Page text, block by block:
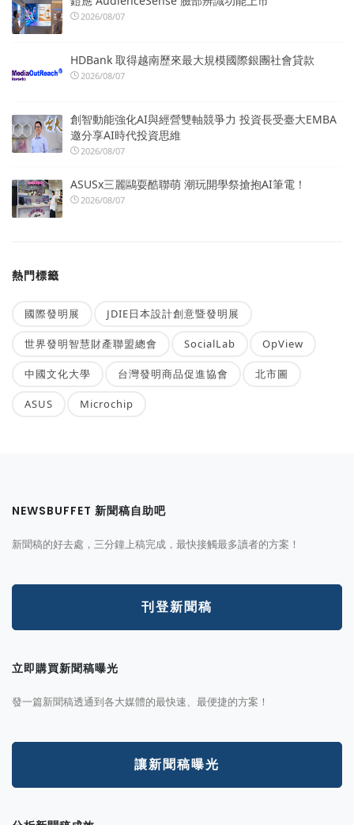
2026/08/07
HDBank 取得越南歷來最大規模國際銀團社會貸款
2026/08/07
創智動能強化AI與經營雙軸競爭力 投資長受臺大EMBA
邀分享AI時代投資思維
2026/08/07
ASUSx三麗鷗耍酷聯萌 潮玩開學祭搶抱AI筆電！
2026/08/07
熱門標籤
國際發明展 JDIE日本設計創意暨發明展
世界發明智慧財產聯盟總會 SocialLab OpView
中國文化大學 台灣發明商品促進協會 北市圖
ASUS Microchip
NEWSBUFFET 新聞稿自助吧
新聞稿的好去處，三分鐘上稿完成，最快接觸最多讀者的方案！
刊登新聞稿
立即購買新聞稿曝光
發一篇新聞稿透通到各大媒體的最快速、最便捷的方案！
讓新聞稿曝光